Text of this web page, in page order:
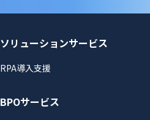
ソリューションサービス
RPA導入支援
BPOサービス